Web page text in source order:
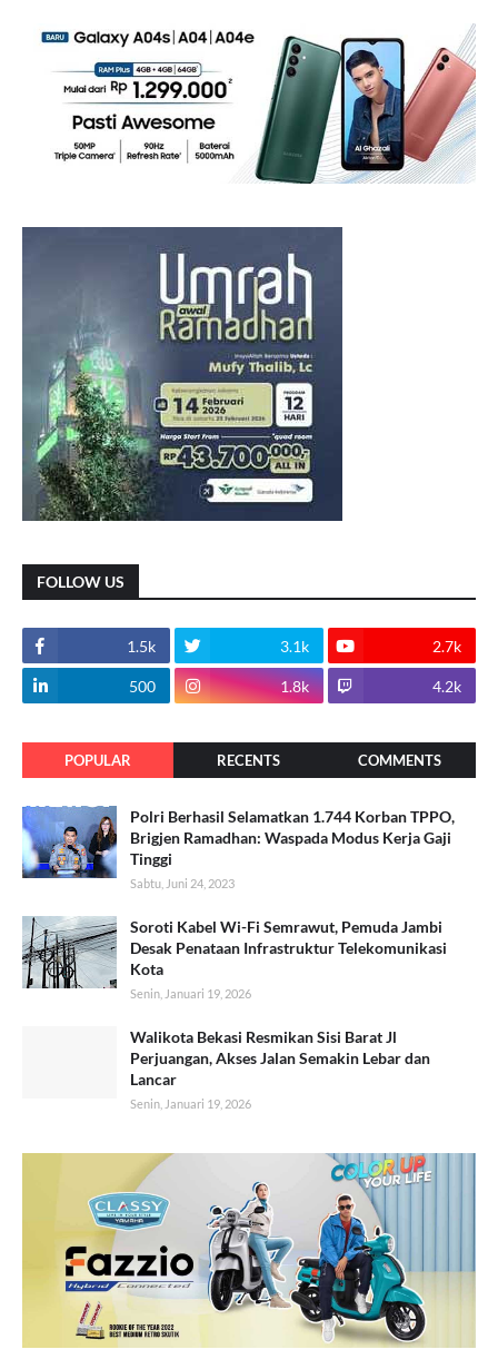
FOLLOW US
1.5k 3.1k 2.7k
500 1.8k 4.2k
POPULAR RECENTS COMMENTS
Polri Berhasil Selamatkan 1.744 Korban TPPO,
Brigjen Ramadhan: Waspada Modus Kerja Gaji
Tinggi
Sabtu, Juni 24, 2023
Soroti Kabel Wi-Fi Semrawut, Pemuda Jambi
Desak Penataan Infrastruktur Telekomunikasi
Kota
Senin, Januari 19, 2026
Walikota Bekasi Resmikan Sisi Barat Jl
Perjuangan, Akses Jalan Semakin Lebar dan
Lancar
Senin, Januari 19, 2026